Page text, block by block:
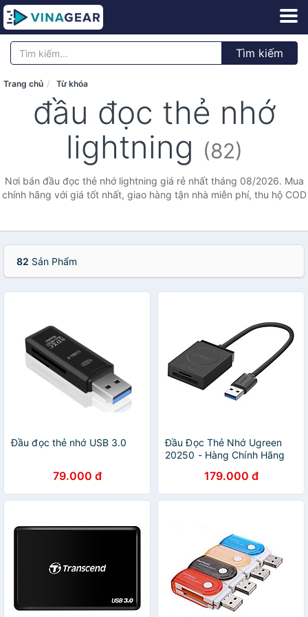
Tìm kiếm
Trang chủ Từ khóa
đầu đọc thẻ nhớ
lightning (82)
Nơi bán đầu đọc thẻ nhớ lightning giá rẻ nhất tháng 08/2026. Mua
chính hãng với giá tốt nhất, giao hàng tận nhà miễn phí, thu hộ COD
82 Sản Phẩm
Đầu đọc thẻ nhớ USB 3.0
79.000 đ
Đầu Đọc Thẻ Nhớ Ugreen
20250 - Hàng Chính Hãng
179.000 đ